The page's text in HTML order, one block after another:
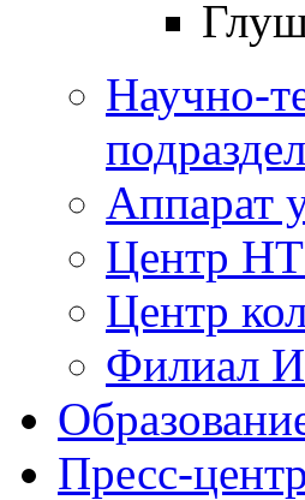
Научно-
Аппарат
Центр
Центр
Филиал
Пресс-центр